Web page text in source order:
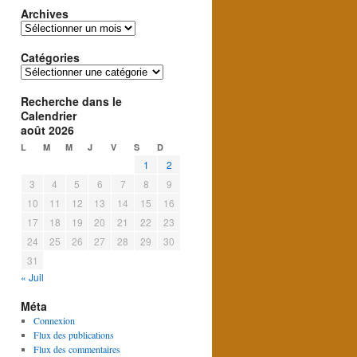
Archives
Archives
Catégories
Catégories
Recherche dans le
Calendrier
août 2026
L M M J V S D
1
2
3
4 5 6 7 8
9
10
11 12 13 14 15
16
17
18 19 20 21 22
23
24
25 26 27 28 29
30
31
« Juil
Méta
Connexion
Flux des publications
Flux des commentaires